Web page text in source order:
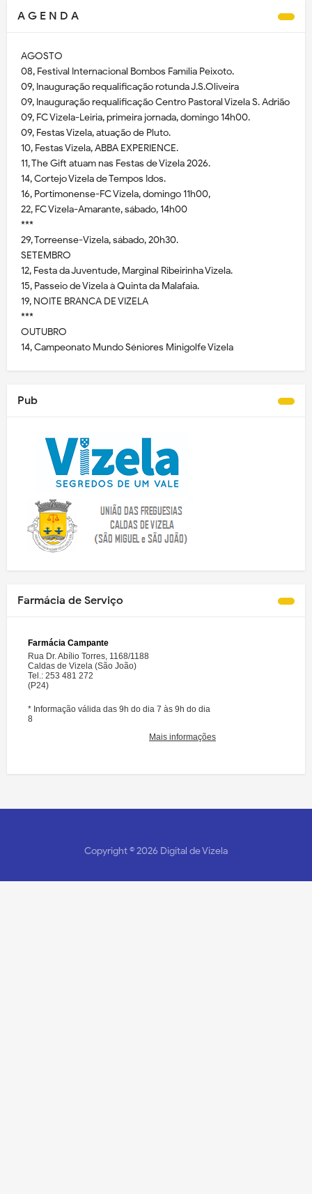
A G E N D A
AGOSTO
08, Festival Internacional Bombos Família Peixoto.
09, Inauguração requalificação rotunda J.S.Oliveira
09, Inauguração requalificação Centro Pastoral Vizela S. Adrião
09, FC Vizela-Leiria, primeira jornada, domingo 14h00.
09, Festas Vizela, atuação de Pluto.
10, Festas Vizela, ABBA EXPERIENCE.
11, The Gift atuam nas Festas de Vizela 2026.
14, Cortejo Vizela de Tempos Idos.
16, Portimonense-FC Vizela, domingo 11h00,
22, FC Vizela-Amarante, sábado, 14h00
***
29, Torreense-Vizela, sábado, 20h30.
SETEMBRO
12, Festa da Juventude, Marginal Ribeirinha Vizela.
15, Passeio de Vizela à Quinta da Malafaia.
19, NOITE BRANCA DE VIZELA
***
OUTUBRO
14, Campeonato Mundo Séniores Minigolfe Vizela
Pub
Farmácia de Serviço
Copyright ©2026 Digital de Vizela